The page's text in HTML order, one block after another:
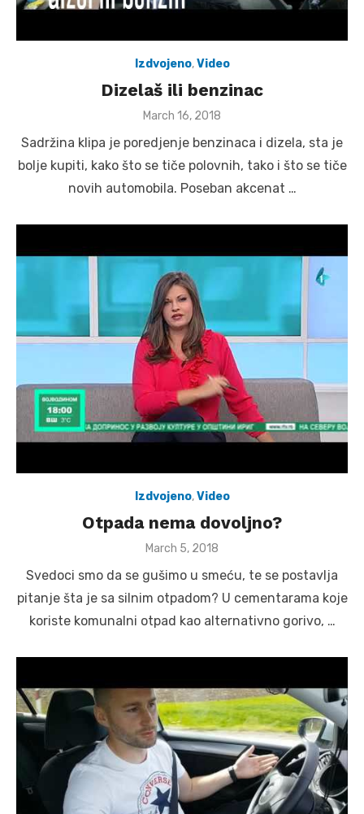
Izdvojeno,Video
Dizelaš ili benzinac
Posted
March 16, 2018
Sadržina klipa je poredjenje benzinaca i dizela, sta je
bolje kupiti, kako što se tiče polovnih, tako i što se tiče
novih automobila. Poseban akcenat …
Izdvojeno,Video
Otpada nema dovoljno?
Posted
March 5, 2018
Svedoci smo da se gušimo u smeću, te se postavlja
pitanje šta je sa silnim otpadom? U cementarama koje
koriste komunalni otpad kao alternativno gorivo, …